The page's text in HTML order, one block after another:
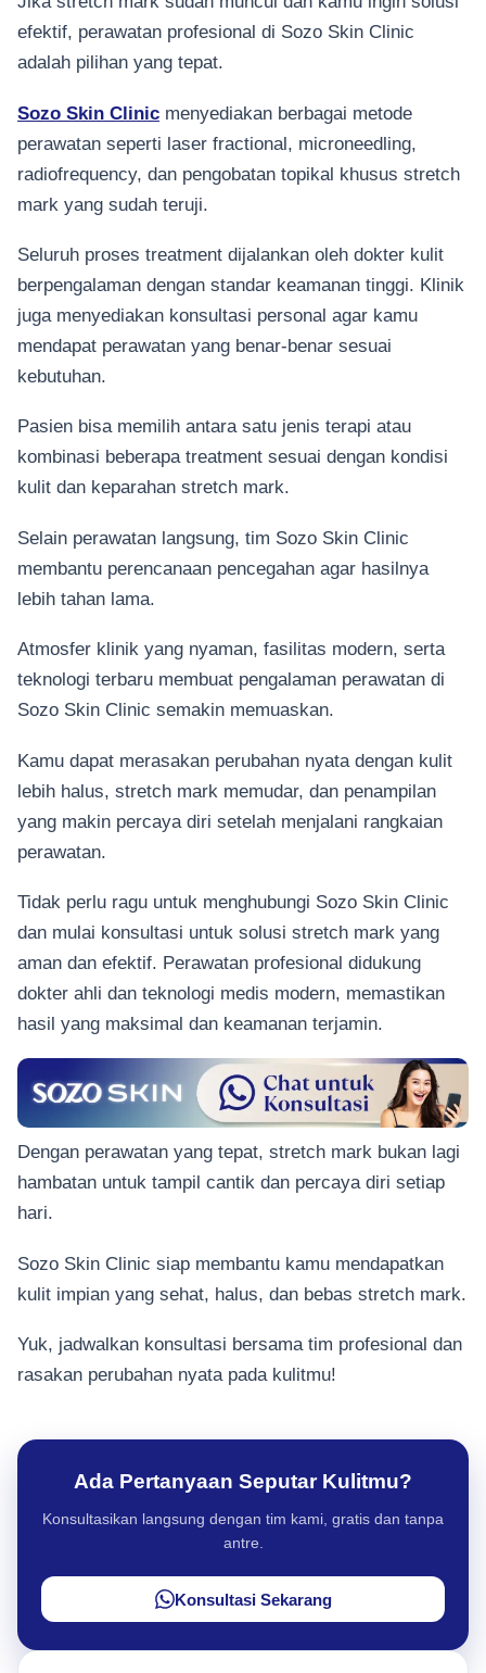
efektif, perawatan profesional di Sozo Skin Clinic
adalah pilihan yang tepat.
Sozo Skin Clinic menyediakan berbagai metode
perawatan seperti laser fractional, microneedling,
radiofrequency, dan pengobatan topikal khusus stretch
mark yang sudah teruji.
Seluruh proses treatment dijalankan oleh dokter kulit
berpengalaman dengan standar keamanan tinggi. Klinik
juga menyediakan konsultasi personal agar kamu
mendapat perawatan yang benar-benar sesuai
kebutuhan.
Pasien bisa memilih antara satu jenis terapi atau
kombinasi beberapa treatment sesuai dengan kondisi
kulit dan keparahan stretch mark.
Selain perawatan langsung, tim Sozo Skin Clinic
membantu perencanaan pencegahan agar hasilnya
lebih tahan lama.
Atmosfer klinik yang nyaman, fasilitas modern, serta
teknologi terbaru membuat pengalaman perawatan di
Sozo Skin Clinic semakin memuaskan.
Kamu dapat merasakan perubahan nyata dengan kulit
lebih halus, stretch mark memudar, dan penampilan
yang makin percaya diri setelah menjalani rangkaian
perawatan.
Tidak perlu ragu untuk menghubungi Sozo Skin Clinic
dan mulai konsultasi untuk solusi stretch mark yang
aman dan efektif. Perawatan profesional didukung
dokter ahli dan teknologi medis modern, memastikan
hasil yang maksimal dan keamanan terjamin.
Dengan perawatan yang tepat, stretch mark bukan lagi
hambatan untuk tampil cantik dan percaya diri setiap
hari.
Sozo Skin Clinic siap membantu kamu mendapatkan
kulit impian yang sehat, halus, dan bebas stretch mark.
Yuk, jadwalkan konsultasi bersama tim profesional dan
rasakan perubahan nyata pada kulitmu!
Ada Pertanyaan Seputar Kulitmu?
Konsultasikan langsung dengan tim kami, gratis dan tanpa
antre.
Konsultasi Sekarang